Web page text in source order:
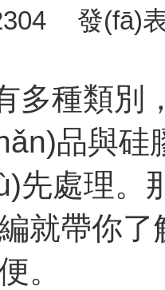
發(fā)
多種類別
品與
處理
小編就帶
。